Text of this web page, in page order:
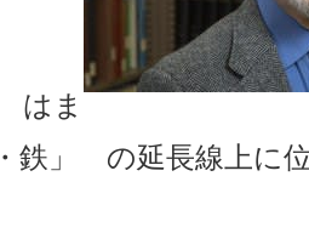
はま
」 の延長線上に位